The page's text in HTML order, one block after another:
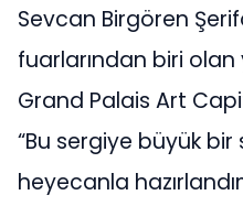
Sevcan Birgören
fuarlarından biri olan
Grand Palais Art
“Bu sergiye büyük
heyecanla